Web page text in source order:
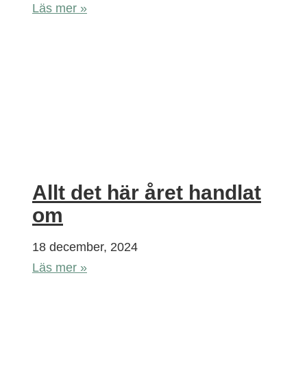
Läs mer »
Allt det här året handlat
om
18 december, 2024
Läs mer »